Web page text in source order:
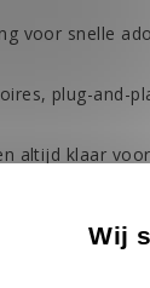
voor snelle
plug-and-
altijd klaar
Wij